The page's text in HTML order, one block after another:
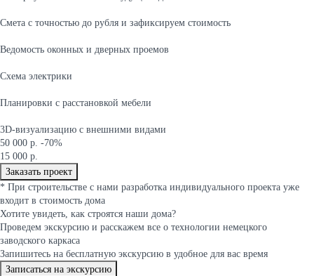
Cмета с точностью до рубля и зафиксируем стоимость
Ведомость оконных и дверных проемов
Cхема электрики
Планировки с расстановкой мебели
3D-визуализацию с внешними видами
50 000 р. -70%
15 000 р.
Заказать проект
* При строительстве с нами разработка индивидуального проекта уже
входит в стоимость дома
Хотите увидеть, как строятся наши дома?
Проведем экскурсию и расскажем все о технологии немецкого
заводского каркаса
Запишитесь на бесплатную экскурсию в удобное для вас время
Записаться на экскурсию